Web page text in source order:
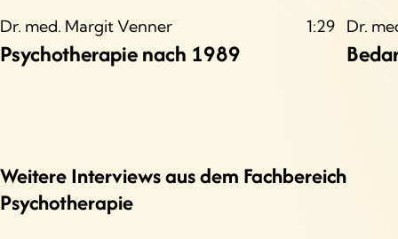
Dr. med. Margit Venner 1:29
Psychotherapie nach 1989
Dr.
Weitere Interviews aus dem Fachbereich
Psychotherapie